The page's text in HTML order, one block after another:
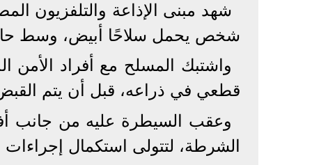
شهد مبنى الإذاعة والتلفزيون
شخص يحمل سلاحًا أبيض، وسط
واشتبك المسلح مع أفراد الأمن
قطعي في ذراعه، قبل أن يتم
وعقب السيطرة عليه من جانب
الشرطة، لتتولى استكمال إجراءات